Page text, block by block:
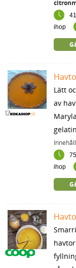
ihop
Lätt
av
ihop